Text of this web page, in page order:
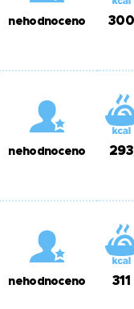
nehodnoceno 300
nehodnoceno 293
nehodnoceno 311